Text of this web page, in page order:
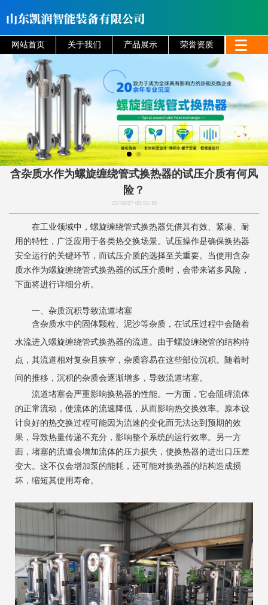
网站首页 关于我们 产品展示 荣誉资质
含杂质水作为螺旋缠绕管式换热器的试压介质有何风
险？
25/10/27 09:55:10
在工业领域中，螺旋缠绕管式换热器凭借其有效、紧凑、耐
用的特性，广泛应用于各类热交换场景。试压操作是确保换热器
安全运行的关键环节，而试压介质的选择至关重要。当使用含杂
质水作为螺旋缠绕管式换热器的试压介质时，会带来诸多风险，
下面将进行详细分析。
一、杂质沉积导致流道堵塞
含杂质水中的固体颗粒、泥沙等杂质，在试压过程中会随着
水流进入螺旋缠绕管式换热器的流道。由于螺旋缠绕管的结构特
点，其流道相对复杂且狭窄，杂质容易在这些部位沉积。随着时
间的推移，沉积的杂质会逐渐增多，导致流道堵塞。
流道堵塞会严重影响换热器的性能。一方面，它会阻碍流体
的正常流动，使流体的流速降低，从而影响热交换效率。原本设
计良好的热交换过程可能因为流速的变化而无法达到预期的效
果，导致热量传递不充分，影响整个系统的运行效率。另一方
面，堵塞的流道会增加流体的压力损失，使换热器的进出口压差
变大。这不仅会增加泵的能耗，还可能对换热器的结构造成损
坏，缩短其使用寿命。